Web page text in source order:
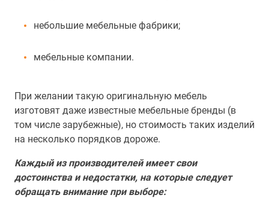
небольшие мебельные фабрики;
мебельные компании.
При желании такую оригинальную мебель
изготовят даже известные мебельные бренды (в
том числе зарубежные), но стоимость таких изделий
на несколько порядков дороже.
Каждый из производителей имеет свои
достоинства и недостатки, на которые следует
обращать внимание при выборе: